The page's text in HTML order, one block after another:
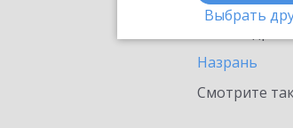
Выбрать
Назрань
Смотрите